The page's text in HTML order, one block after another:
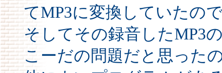
てMP3に変換していたの
そしてその録音したMP3
こーだの問題だと思った